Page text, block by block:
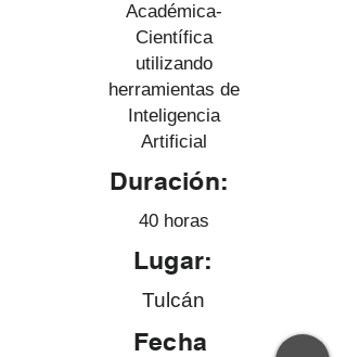
Académica-
Científica
utilizando
herramientas de
Inteligencia
Artificial
Duración:
40 horas
Lugar:
Tulcán
Fecha